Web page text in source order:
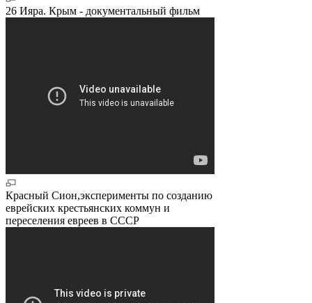
26 Ияра. Крым - документальный фильм
Красный Сион,эксперименты по созданию
еврейских крестьянских коммун и
переселения евреев в СССР